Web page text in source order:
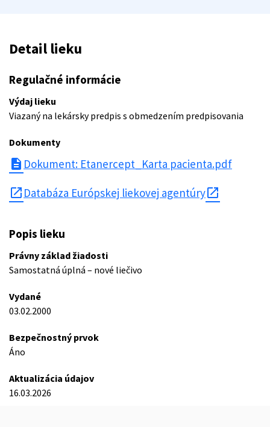
Detail lieku
Regulačné informácie
Výdaj lieku
Viazaný na lekársky predpis s obmedzením predpisovania
Dokumenty
description Dokument: Etanercept_Karta pacienta.pdf
open_in_new Databáza Európskej liekovej agentúry
Popis lieku
Právny základ žiadosti
Samostatná úplná – nové liečivo
Vydané
03.02.2000
Bezpečnostný prvok
Áno
Aktualizácia údajov
16.03.2026